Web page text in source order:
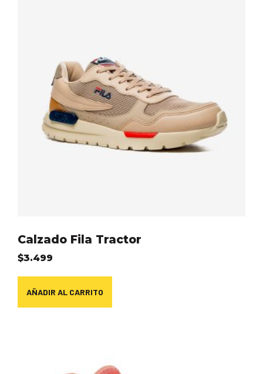
Calzado Fila Tractor
$3.499
AÑADIR AL CARRITO